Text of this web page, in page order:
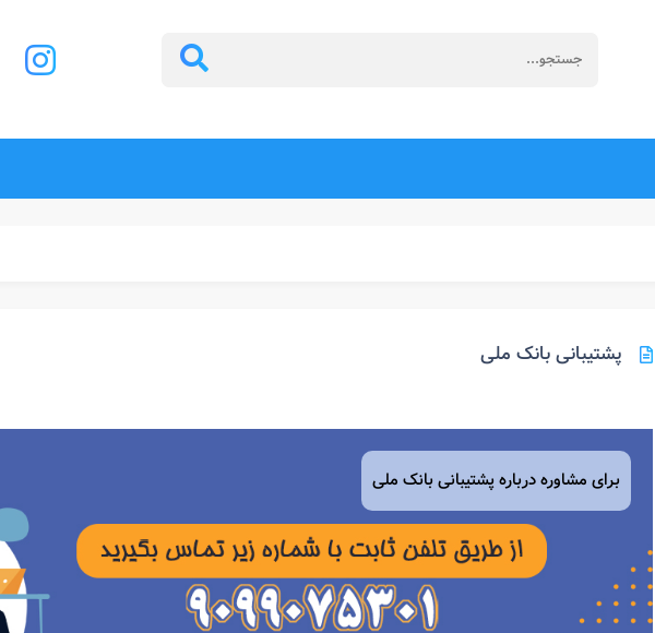
پشتیبانی بانک ملی
برای مشاوره درباره پشتیبانی بانک ملی